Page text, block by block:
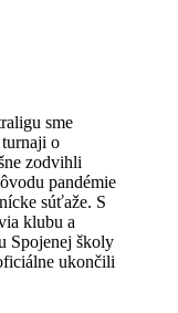
sme
o
zodvihli
pandémie
súťaže. S
klubu a
Spojenej školy
ukončili